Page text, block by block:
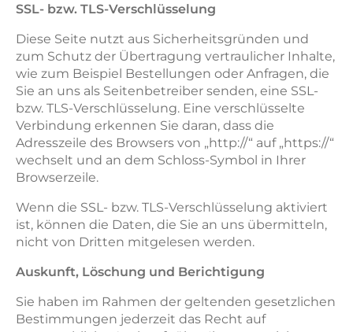
SSL- bzw. TLS-Verschlüsselung
Diese Seite nutzt aus Sicherheitsgründen und
zum Schutz der Übertragung vertraulicher Inhalte,
wie zum Beispiel Bestellungen oder Anfragen, die
Sie an uns als Seitenbetreiber senden, eine SSL-
bzw. TLS-Verschlüsselung. Eine verschlüsselte
Verbindung erkennen Sie daran, dass die
Adresszeile des Browsers von „http://“ auf „https://“
wechselt und an dem Schloss-Symbol in Ihrer
Browserzeile.
Wenn die SSL- bzw. TLS-Verschlüsselung aktiviert
ist, können die Daten, die Sie an uns übermitteln,
nicht von Dritten mitgelesen werden.
Auskunft, Löschung und Berichtigung
Sie haben im Rahmen der geltenden gesetzlichen
Bestimmungen jederzeit das Recht auf